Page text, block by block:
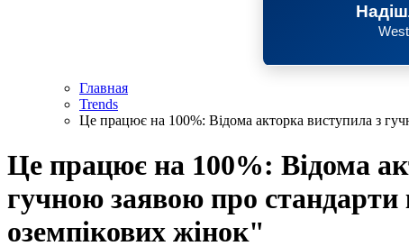
Главная
Trends
Це працює на 100%: Відома акторка виступила з
Це працює на 100%: Відома
гучною заявою про
оземпікових жінок"